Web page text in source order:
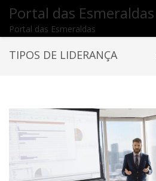
Portal das Esmeraldas
Portal das Esmeraldas
TIPOS DE LIDERANÇA